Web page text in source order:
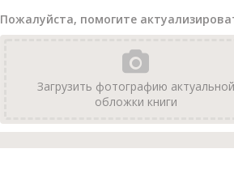
Пожалуйста, помогите
Загрузить фотографию актуальной
обложки книги